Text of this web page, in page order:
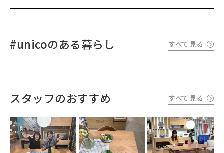
#unicoのある暮らし すべて見る
スタッフのおすすめ すべて見る